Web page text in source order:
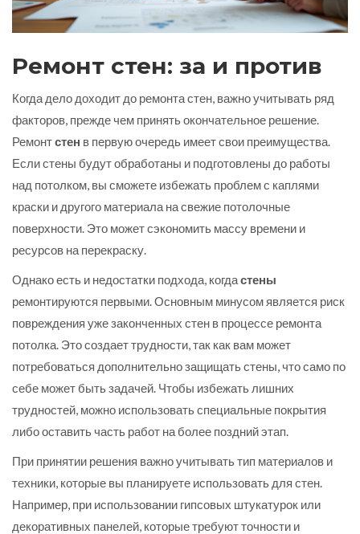
Ремонт стен: за и против
Когда дело доходит до ремонта стен, важно учитывать ряд
факторов, прежде чем принять окончательное решение.
Ремонтстен в первую очередь имеет свои преимущества.
Если стены будут обработаны и подготовлены до работы
над потолком, вы сможете избежать проблем с каплями
краски и другого материала на свежие потолочные
поверхности. Это может сэкономить массу времени и
ресурсов на перекраску.
Однако есть и недостатки подхода, когдастены
ремонтируются первыми. Основным минусом является риск
повреждения уже законченных стен в процессе ремонта
потолка. Это создает трудности, так как вам может
потребоваться дополнительно защищать стены, что само по
себе может быть задачей. Чтобы избежать лишних
трудностей, можно использовать специальные покрытия
либо оставить часть работ на более поздний этап.
При принятии решения важно учитывать тип материалов и
техники, которые вы планируете использовать для стен.
Например, при использовании гипсовых штукатурок или
декоративных панелей, которые требуют точности и